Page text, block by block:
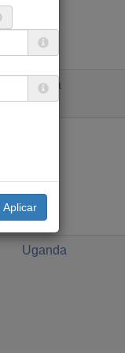
Etiopía
Uganda